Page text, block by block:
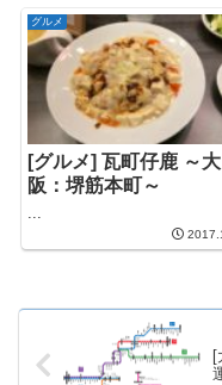
グルメ
[グルメ] 瓦町仔鹿 ～大
阪：堺筋本町～
[